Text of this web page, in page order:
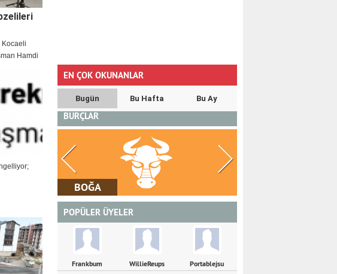
Kocaeli
Hamdi
EN ÇOK OKUNANLAR
Bugün Bu Hafta Bu Ay
BURÇLAR
İKİZLER
POPÜLER ÜYELER
Frankbum WillieReups Portablejsu